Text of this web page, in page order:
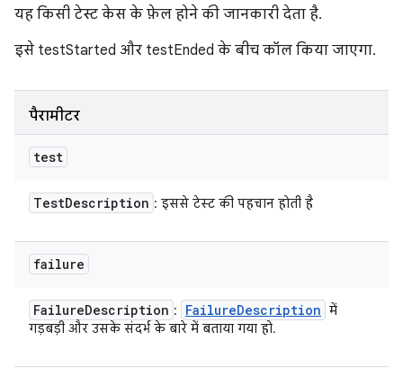
यह किसी टेस्ट केस के फ़ेल होने की जानकारी देता है.
इसे testStarted और testEnded के बीच कॉल किया जाएगा.
पैरामीटर
test
TestDescription : इससे टेस्ट की पहचान होती है
failure
FailureDescription : FailureDescription में
गड़बड़ी और उसके संदर्भ के बारे में बताया गया हो.